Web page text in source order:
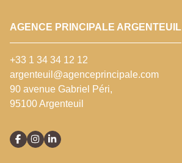
AGENCE PRINCIPALE ARGENTEUIL
+33 1 34 34 12 12
argenteuil@agenceprincipale.com
90 avenue Gabriel Péri,
95100 Argenteuil